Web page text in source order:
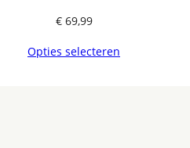
€69,99
Opties selecteren